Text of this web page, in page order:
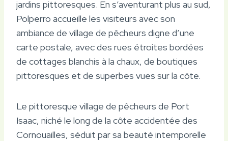
jardins pittoresques. En s’aventurant plus au sud,
Polperro accueille les visiteurs avec son
ambiance de village de pêcheurs digne d’une
carte postale, avec des rues étroites bordées
de cottages blanchis à la chaux, de boutiques
pittoresques et de superbes vues sur la côte.
Le pittoresque village de pêcheurs de Port
Isaac, niché le long de la côte accidentée des
Cornouailles, séduit par sa beauté intemporelle